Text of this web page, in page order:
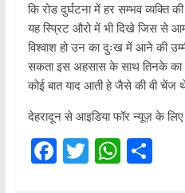
कि रोड दुर्घटना में हर सम्भव व्यक्ति
यह स्प्रिट औरो में भी दिखे जिस से
विश्वाश हो उन का दुःख में आने की
सकता इस अहसास के साथ तिनके का
कोई बात याद आती हे जैसे की वी चेंज
देहरादून से आइडिया फॉर न्यूज़ के लिए
F T W S